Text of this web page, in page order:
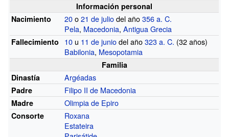
Información personal
Nacimiento
20o21 de juliodel año356a. C.
Pela, Macedonia,Antigua Grecia
Fallecimiento 10 u 11 de juniodel año323a. C. (32 años)
Babilonia, Mesopotamia
Familia
Dinastía
Argéadas
Padre Filipo II de Macedonia
Madre Olimpia de Epiro
Consorte
Roxana
Estateira